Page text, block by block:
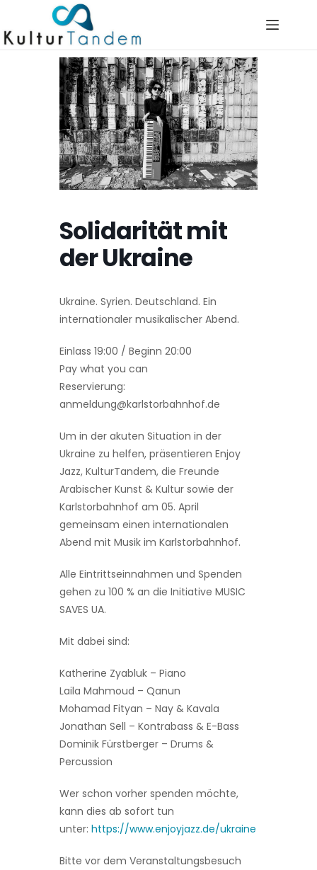
content
Solidarität mit
der Ukraine
Ukraine. Syrien. Deutschland. Ein
internationaler musikalischer Abend.
Einlass 19:00 / Beginn 20:00
Pay what you can
Reservierung:
anmeldung@karlstorbahnhof.de
Um in der akuten Situation in der
Ukraine zu helfen, präsentieren Enjoy
Jazz, KulturTandem, die Freunde
Arabischer Kunst & Kultur sowie der
Karlstorbahnhof am 05. April
gemeinsam einen internationalen
Abend mit Musik im Karlstorbahnhof.
Alle Eintrittseinnahmen und Spenden
gehen zu 100 % an die Initiative MUSIC
SAVES UA.
Mit dabei sind:
Katherine Zyabluk – Piano
Laila Mahmoud – Qanun
Mohamad Fityan – Nay & Kavala
Jonathan Sell – Kontrabass & E-Bass
Dominik Fürstberger – Drums &
Percussion
Wer schon vorher spenden möchte,
kann dies ab sofort tun
unter: https://www.enjoyjazz.de/ukraine
Bitte vor dem Veranstaltungsbesuch